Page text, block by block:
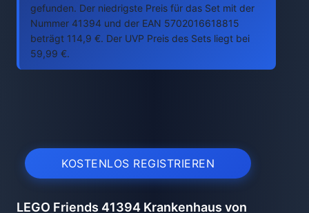
gefunden. Der niedrigste Preis für das Set mit der
Nummer 41394 und der EAN 5702016618815
beträgt 114,9 €. Der UVP Preis des Sets liegt bei
59,99 €.
KOSTENLOS REGISTRIEREN
LEGO Friends 41394 Krankenhaus von